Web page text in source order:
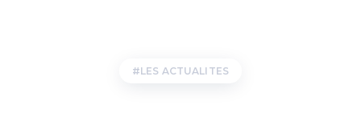
LES ACTUALITES